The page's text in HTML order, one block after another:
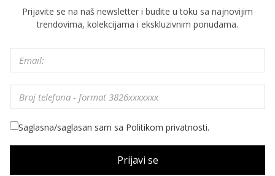
Prijavite se na naš newsletter i budite u toku sa najnovijim
trendovima, kolekcijama i ekskluzivnim ponudama.
Saglasna/saglasan sam sa Politikom privatnosti.
Prijavi se